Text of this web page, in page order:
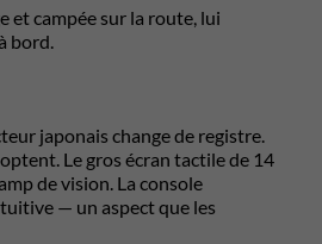
et campée sur la route, lui
bord.
japonais change de registre.
Le gros écran tactile de 14
de vision. La console
— un aspect que les